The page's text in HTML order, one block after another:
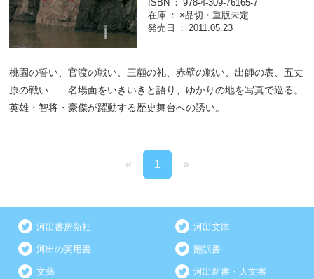
ISBN
978-4-309-76165-7
在庫
×品切・重版未定
発売日
2011.05.23
桃園の誓い、官渡の戦い、三顧の礼、赤壁の戦い、出師の表、五丈
原の戦い……名場面をいきいきと語り、ゆかりの地を写真で巡る。
英雄・智将・豪傑が躍動する歴史舞台への誘い。
« 1 »
河出書房新社 河出文庫
河出の実用書 翻訳書
文藝 河出新書・人文書